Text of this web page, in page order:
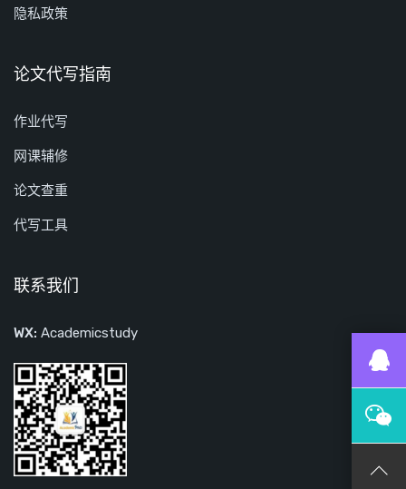
隐私政策
论文代写指南
作业代写
网课辅修
论文查重
代写工具
联系我们
WX: Academicstudy